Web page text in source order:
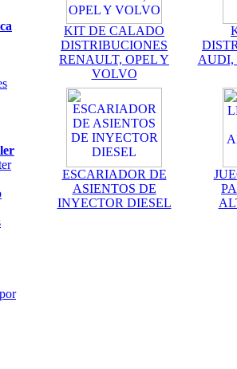
KIT DE CALADO
DISTRIBUCIONES
RENAULT, OPEL Y
VOLVO
AUDI,
ESCARIADOR DE
ASIENTOS DE
INYECTOR DIESEL